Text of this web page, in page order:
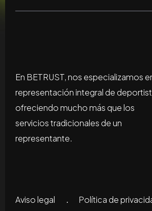
En BETRUST, nos especializamos
representación integral de
ofreciendo mucho más que los
servicios tradicionales de un
representante.
Aviso legal Política de